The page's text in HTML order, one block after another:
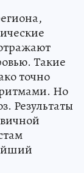
Такие
точно
Но
Результаты